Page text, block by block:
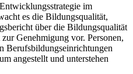
im
es die Bildungsqualität,
über die Bildungsqualität
Genehmigung vor. Personen,
Berufsbildungseinrichtungen
angestellt und unterstehen